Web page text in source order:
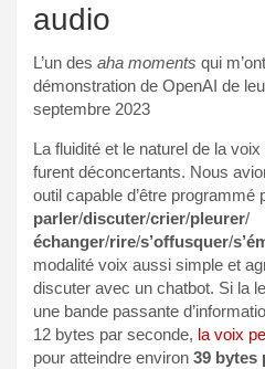
audio
L’un des aha moments qui
démonstration de OpenAI de
septembre 2023
La fluidité et le naturel de la
furent déconcertants. Nous
outil capable d’être programmé
parler/discuter/crier/pleurer/
échanger/rire/s’offusquer/
modalité voix aussi simple et
discuter avec un chatbot. Si la
une bande passante
12 bytes par seconde, la voix
pour atteindre environ 39 bytes